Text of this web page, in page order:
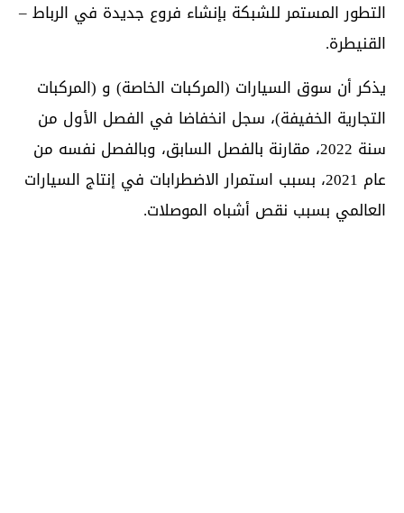
التطور المستمر للشبكة بإنشاء فروع جديدة في الرباط –
القنيطرة.
يذكر أن سوق السيارات (المركبات الخاصة) و (المركبات
التجارية الخفيفة)، سجل انخفاضا في الفصل الأول من
سنة 2022، مقارنة بالفصل السابق، وبالفصل نفسه من
عام 2021، بسبب استمرار الاضطرابات في إنتاج السيارات
العالمي بسبب نقص أشباه الموصلات.